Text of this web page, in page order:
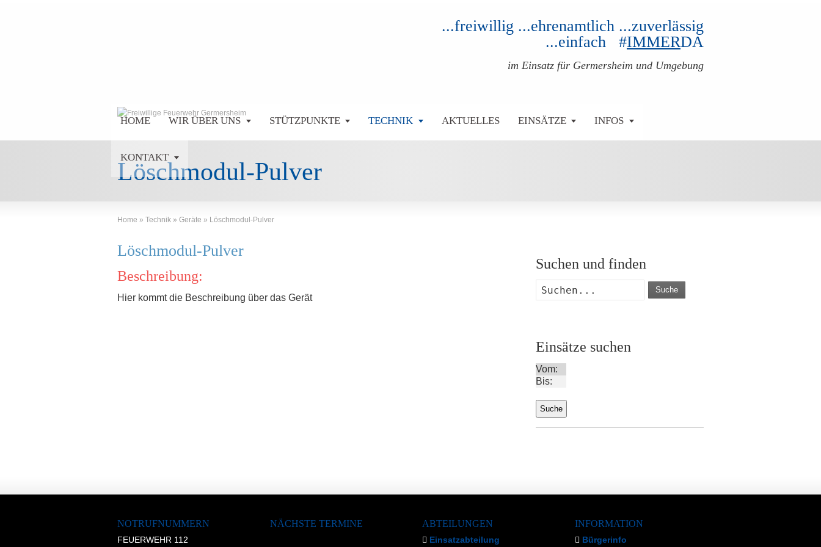
...freiwillig ...ehrenamtlich ...zuverlässig
...einfach #IMMERDA
im Einsatz für Germersheim und Umgebung
HOME WIR ÜBER UNS STÜTZPUNKTE TECHNIK AKTUELLES EINSÄTZE INFOS
KONTAKT
Löschmodul-Pulver
Home » Technik » Geräte » Löschmodul-Pulver
Löschmodul-Pulver
Beschreibung:
Hier kommt die Beschreibung über das Gerät
Suchen und finden
Suche
Einsätze suchen
Vom:
Bis:
NOTRUFNUMMERN
FEUERWEHR 112
NÄCHSTE TERMINE ABTEILUNGEN
Einsatzabteilung
INFORMATION
Bürgerinfo